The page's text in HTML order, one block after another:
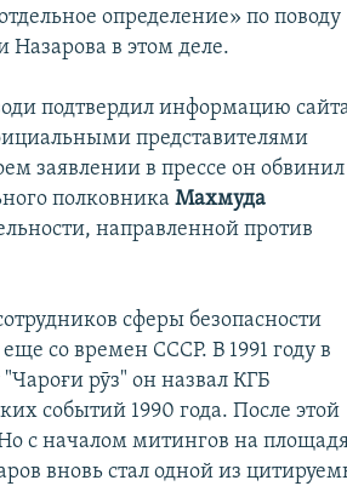
определение» по поводу
в этом деле.
подтвердил информацию
представителями
заявлении в прессе он обвинил
полковникаМахмуда
направленной против
сферы безопасности
со времен СССР. В 1991 году в
рӯз" он назвал КГБ
событий 1990 года. После этой
с началом митингов на
вновь стал одной из